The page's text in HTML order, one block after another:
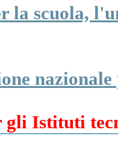
la scuola,
nazionale
gli Istituti